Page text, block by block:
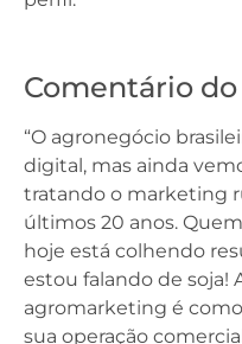
Comentário
“O agronegócio
digital, mas ainda
tratando o marketing
últimos 20 anos.
hoje está colhendo
estou falando de soja!
agromarketing é
sua operação